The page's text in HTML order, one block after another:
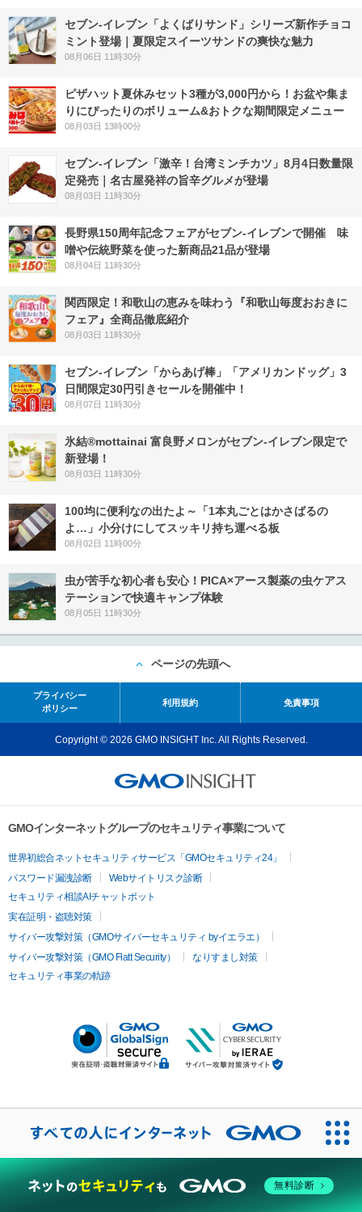
セブン‐イレブン「よくばりサンド」シリーズ新作チョコ
ミント登場｜夏限定スイーツサンドの爽快な魅力
08月06日 11時30分
ピザハット夏休みセット3種が3,000円から！お盆や集ま
りにぴったりのボリューム&おトクな期間限定メニュー
08月03日 13時00分
セブン-イレブン「激辛！台湾ミンチカツ」8月4日数量限
定発売｜名古屋発祥の旨辛グルメが登場
08月03日 11時30分
長野県150周年記念フェアがセブン-イレブンで開催 味
噌や伝統野菜を使った新商品21品が登場
08月04日 11時30分
関西限定！和歌山の恵みを味わう『和歌山毎度おおきに
フェア』全商品徹底紹介
08月03日 11時30分
セブン‐イレブン「からあげ棒」「アメリカンドッグ」3
日間限定30円引きセールを開催中！
08月07日 11時30分
氷結®mottainai 富良野メロンがセブン‐イレブン限定で
新登場！
08月03日 11時30分
100均に便利なの出たよ～「1本丸ごとはかさばるの
よ…」小分けにしてスッキリ持ち運べる板
08月02日 11時00分
虫が苦手な初心者も安心！PICA×アース製薬の虫ケアス
テーションで快適キャンプ体験
08月05日 11時30分
ページの先頭へ
プライバシー
ポリシー
利用規約 免責事項
Copyright © 2026 GMO INSIGHT Inc. All Rights Reserved.
GMOインターネットグループのセキュリティ事業について
世界初総合ネットセキュリティサービス「GMOセキュリティ24」
パスワード漏洩診断
Webサイトリスク診断
セキュリティ相談AIチャットボット
実在証明・盗聴対策
サイバー攻撃対策（GMOサイバーセキュリティ byイエラエ）
サイバー攻撃対策（GMO Flatt Security）
なりすまし対策
セキュリティ事業の軌跡
無料診断